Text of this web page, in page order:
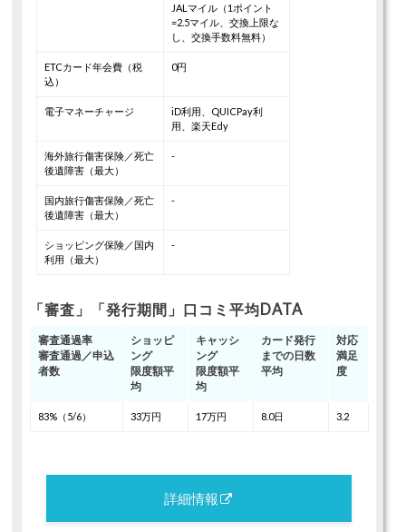
JALマイル（1ポイント
=2.5マイル、交換上限な
し、交換手数料無料）
ETCカード年会費（税
込）
0円
電子マネーチャージ
iD利用、QUICPay利
用、楽天Edy
海外旅行傷害保険／死亡
後遺障害（最大）
-
国内旅行傷害保険／死亡
後遺障害（最大）
-
ショッピング保険／国内
利用（最大）
-
「審査」「発行期間」口コミ平均DATA
審査通過率
審査通過／申込
者数
ショッピ
ング
限度額平
均
キャッシ
ング
限度額平
均
カード発行
までの日数
平均
対応
満足
度
83%（5/6） 33万円 17万円 8.0日 3.2
詳細情報